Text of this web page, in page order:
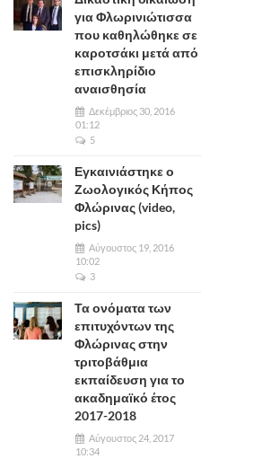
για Φλωρινιώτισσα
που καθηλώθηκε σε
καροτσάκι μετά από
επισκληρίδιο
αναισθησία
Δεκέμβριος 30, 2016
01:12
5
Εγκαινιάστηκε ο
Ζωολογικός Κήπος
Φλώρινας (video,
pics)
Αύγουστος 19, 2016
10:02
3
Τα ονόματα των
επιτυχόντων της
Φλώρινας στην
τριτοβάθμια
εκπαίδευση για το
ακαδημαϊκό έτος
2017-2018
Αύγουστος 24, 2017
10:34